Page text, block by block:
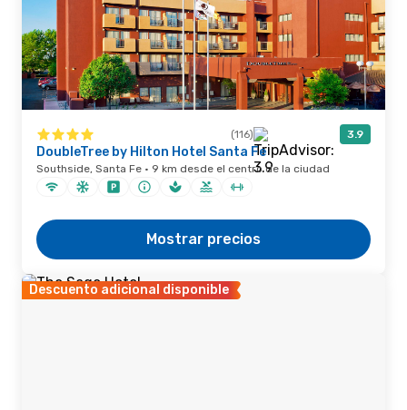
(116) 3.9
DoubleTree by Hilton Hotel Santa Fe
Southside, Santa Fe · 9 km desde el centro de la ciudad
Mostrar precios
Descuento adicional disponible